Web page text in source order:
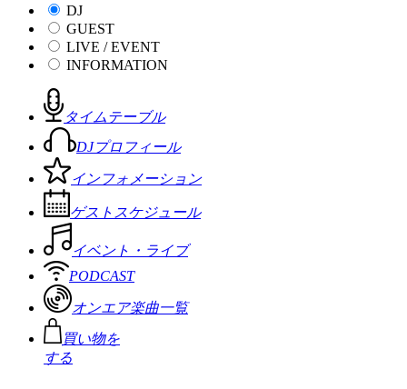
DJ
GUEST
LIVE / EVENT
INFORMATION
タイムテーブル
DJプロフィール
インフォメーション
ゲストスケジュール
イベント・ライブ
PODCAST
オンエア楽曲一覧
買い物を
する